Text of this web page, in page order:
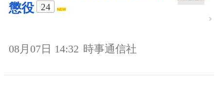
懲役
24
08月07日 14:32 時事通信社